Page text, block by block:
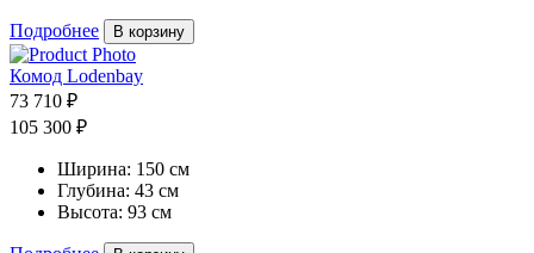
Подробнее В корзину
Комод Lodenbay
73 710 ₽
105 300 ₽
Ширина: 150 см
Глубина: 43 см
Высота: 93 см